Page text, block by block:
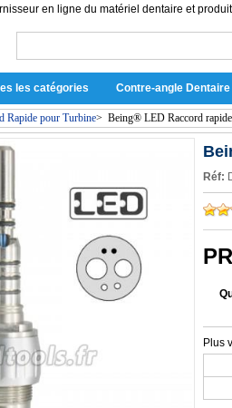
en ligne du matériel dentaire et
les catégories Contre-angle Dentaire
Rapide pour Turbine> Being® LED Raccord
Réf:
Plus